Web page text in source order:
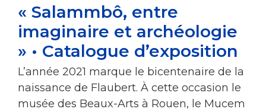
« Salammbô, entre
imaginaire et archéologie
» • Catalogue d’exposition
L’année 2021 marque le bicentenaire de la
naissance de Flaubert. À cette occasion le
musée des Beaux-Arts à Rouen, le Mucem